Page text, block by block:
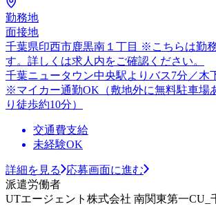
勤務地
面接地
千葉県印西市鹿黒南１丁目 ※こちらは勤
す。詳しくは求人内をご確認ください。
千葉ニュータウン中央駅よりバス7分／木
※マイカー通勤OK（敷地外に無料駐車場
り徒歩約10分）
交通費支給
未経験OK
詳細を見る
応募画面に進む
派遣労働者
UTエージェント株式会社 南関東第一CU_